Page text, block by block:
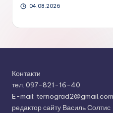
04.08.2026
Контакти
тел. 097-821-16-40
E-mail: ternograd2@gmail.com
редактор сайту Василь Солтис